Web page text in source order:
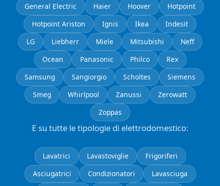
General Electric
Haier Hoover
Hotpoint
Hotpoint Ariston
Ignis Ikea
Indesit
LG
Liebherr Miele Mitsubishi
Neff
Ocean
Panasonic Philco
Rex
Samsung
Sangiorgio Scholtes
Siemens
Smeg
Whirlpool Zanussi
Zerowatt
Zoppas
E su tutte le tipologie di elettrodomestico:
Lavatrici Lavastoviglie
Frigoriferi
Asciugatrici
Condizionatori
Lavasciuga